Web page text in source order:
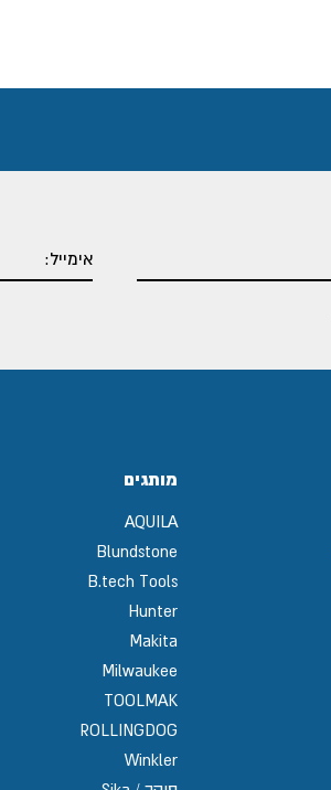
מותגים
AQUILA
Blundstone
B.tech Tools
Hunter
Makita
Milwaukee
TOOLMAK
ROLLINGDOG
Winkler